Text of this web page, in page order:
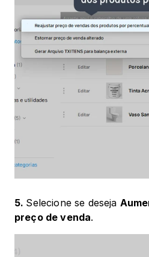
5. Selecione se deseja
preço de venda.